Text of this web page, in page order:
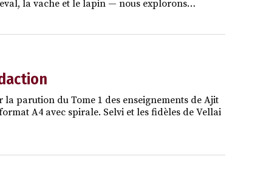
la vache et le lapin — nous explorons…
parution du Tome 1 des enseignements de Ajit
A4 avec spirale. Selvi et les fidèles de Vellai